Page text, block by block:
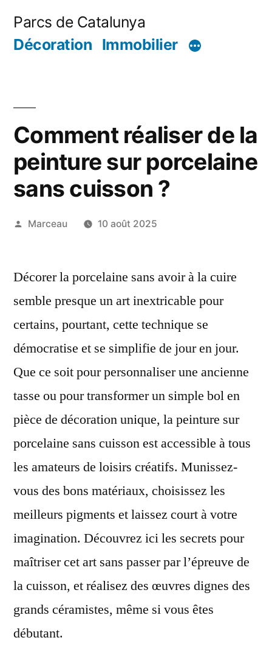
Parcs de Catalunya
Décoration Immobilier
Comment réaliser de la
peinture sur porcelaine
sans cuisson ?
Publié
Marceau 10 août 2025
Décorer la porcelaine sans avoir à la cuire
semble presque un art inextricable pour
certains, pourtant, cette technique se
démocratise et se simplifie de jour en jour.
Que ce soit pour personnaliser une ancienne
tasse ou pour transformer un simple bol en
pièce de décoration unique, la peinture sur
porcelaine sans cuisson est accessible à tous
les amateurs de loisirs créatifs. Munissez-
vous des bons matériaux, choisissez les
meilleurs pigments et laissez court à votre
imagination. Découvrez ici les secrets pour
maîtriser cet art sans passer par l’épreuve de
la cuisson, et réalisez des œuvres dignes des
grands céramistes, même si vous êtes
débutant.